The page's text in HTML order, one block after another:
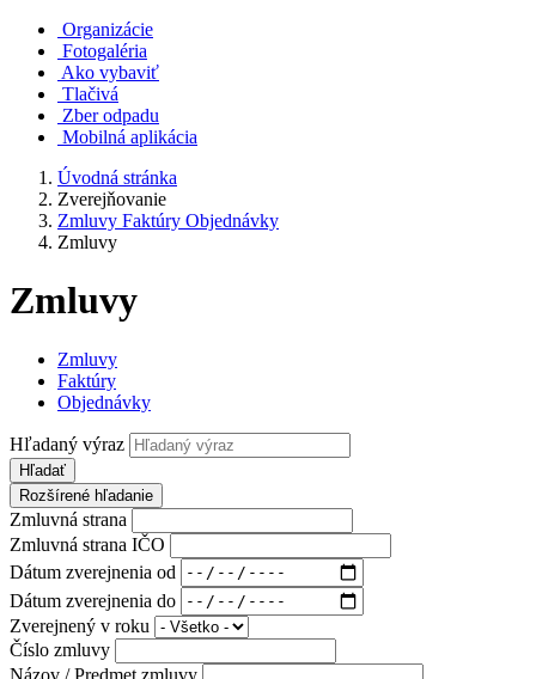
Organizácie
Fotogaléria
Ako vybaviť
Tlačivá
Zber odpadu
Mobilná aplikácia
Úvodná stránka
Zverejňovanie
Zmluvy Faktúry Objednávky
Zmluvy
Zmluvy
Zmluvy
Faktúry
Objednávky
Hľadaný výraz
Hľadať
Rozšírené hľadanie
Zmluvná strana
Zmluvná strana IČO
Dátum zverejnenia od
Dátum zverejnenia do
Zverejnený v roku
Číslo zmluvy
Názov / Predmet zmluvy